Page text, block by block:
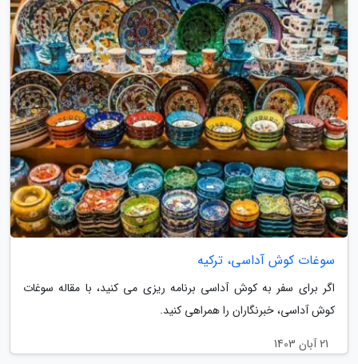
سوغات کوش آداسی، ترکیه
اگر برای سفر به کوش آداسی برنامه ریزی می کنید، با مقاله سوغات
کوش آداسی، خبرنگاران را همراهی کنید.
21 آبان 1403